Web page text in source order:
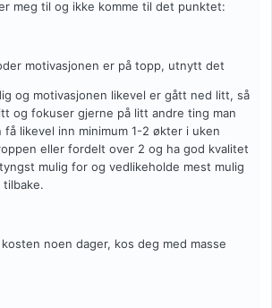
meg til og ikke komme til det punktet:
motivasjonen er på topp, utnytt det
og motivasjonen likevel er gått ned litt, så
og fokuser gjerne på litt andre ting man
likevel inn minimum 1-2 økter i uken
eller fordelt over 2 og ha god kvalitet
mulig for og vedlikeholde mest mulig
noen dager, kos deg med masse